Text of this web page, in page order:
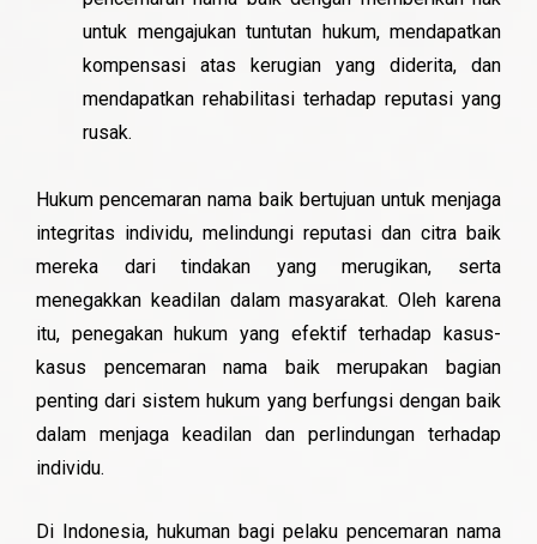
untuk mengajukan tuntutan hukum, mendapatkan
kompensasi atas kerugian yang diderita, dan
mendapatkan rehabilitasi terhadap reputasi yang
rusak.
Hukum pencemaran nama baik bertujuan untuk menjaga
integritas individu, melindungi reputasi dan citra baik
mereka dari tindakan yang merugikan, serta
menegakkan keadilan dalam masyarakat. Oleh karena
itu, penegakan hukum yang efektif terhadap kasus-
kasus pencemaran nama baik merupakan bagian
penting dari sistem hukum yang berfungsi dengan baik
dalam menjaga keadilan dan perlindungan terhadap
individu.
Di Indonesia, hukuman bagi pelaku pencemaran nama